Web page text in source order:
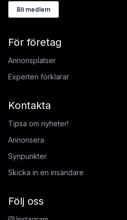
Bli medlem
För företag
Annonsplatser
Experten förklarar
Kontakta
Tipsa om nyheter!
Annonsera
Synpunkter
Skicka in en insändare
Följ oss